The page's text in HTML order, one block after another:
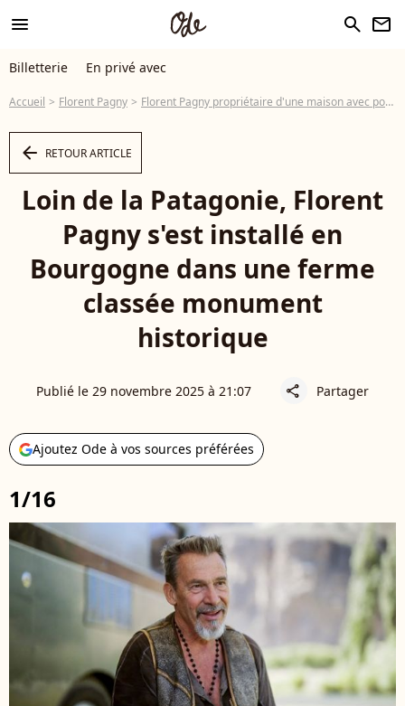
menu search newsletter
Billetterie En privé avec
Accueil Florent Pagny Florent Pagny propriétaire d'une maison avec pont-levis et douves dans un village de seulement 87 habitants
arrow_left RETOUR ARTICLE
Loin de la Patagonie, Florent
Pagny s'est installé en
Bourgogne dans une ferme
classée monument
historique
Publié le 29 novembre 2025 à 21:07 share Partager
Ajoutez Ode à vos sources préférées
1/16